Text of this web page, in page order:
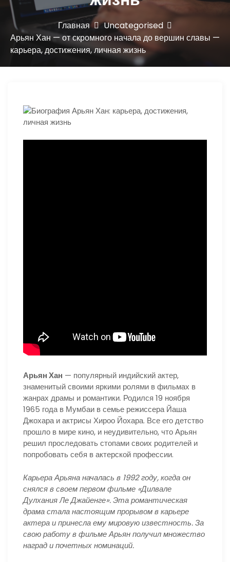
Главная
Uncategorised
Арьян Хан — от скромного начала до вершин славы —
карьера, достижения, личная жизнь
Арьян Хан — популярный индийский актер,
знаменитый своими яркими ролями в фильмах в
жанрах драмы и романтики. Родился 19 ноября
1965 года в Мумбаи в семье режиссера Йаша
Джохара и актрисы Хироо Йохара. Все его детство
прошло в мире кино, и неудивительно, что Арьян
решил проследовать стопами своих родителей и
попробовать себя в актерской профессии.
Карьера Арьяна началась в 1992 году, когда он
снялся в своем первом фильме «Дилвале
Дулхания Ле Джайенге». Эта романтическая
драма стала настоящим прорывом в карьере
актера и принесла ему мировую известность. За
свою работу в фильме Арьян получил множество
наград и почетных номинаций.